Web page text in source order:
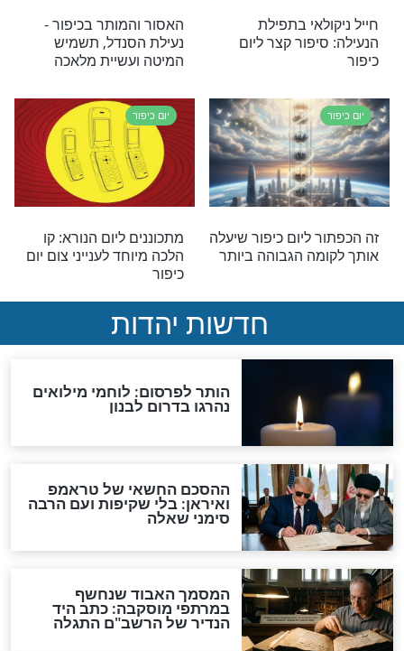
מהרב מנדל
הכיפורים
יום כיפור
אל תפספסו: הדרך לישועה
ולהגנה ביום כיפור
זה מה שאתם
לפני יום
והושענה רבא: אמירת עלינו
לשבח